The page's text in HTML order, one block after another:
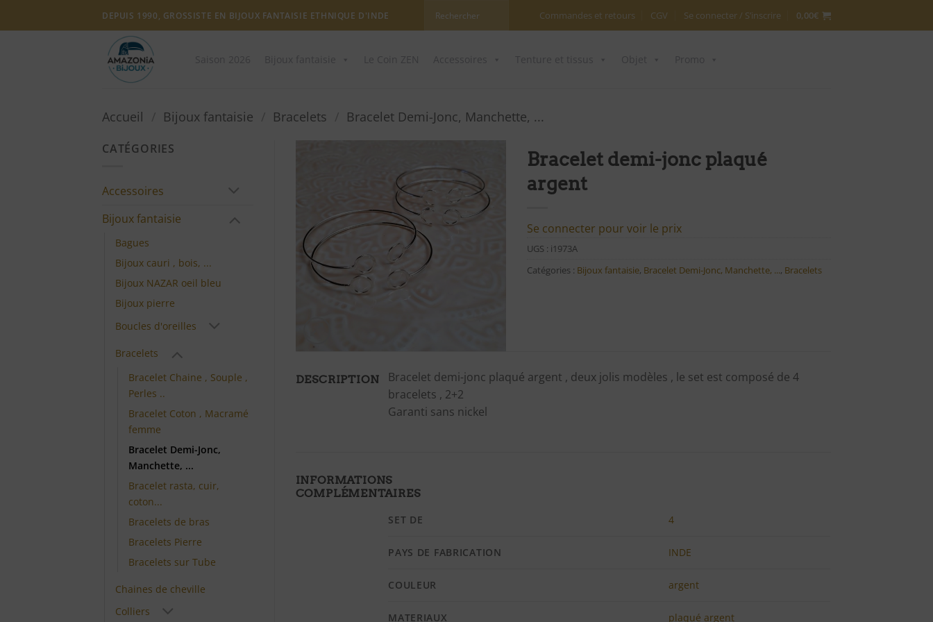
DEPUIS 1990, GROSSISTE EN BIJOUX FANTAISIE ETHNIQUE D'INDE Commandes et retours CGV Se connecter / S’inscrire 0,00€
Accueil Bijoux fantaisie Bracelets Bracelet Demi-Jonc, Manchette, ...
CATÉGORIES
Accessoires
Bijoux fantaisie
Bagues
Bijoux cauri , bois, ...
Bijoux NAZAR oeil bleu
Bijoux pierre
Boucles d'oreilles
Bracelets
Bracelet Chaine , Souple ,
Perles ..
Bracelet Coton , Macramé
femme
Bracelet Demi-Jonc,
Manchette, ...
Bracelet rasta, cuir,
coton...
Bracelets de bras
Bracelets Pierre
Bracelets sur Tube
Chaines de cheville
Colliers
Ajouter
à ma
liste
d'envies
Bracelet demi-jonc plaqué
argent
Se connecter pour voir le prix
UGS : i1973A
Catégories : Bijoux fantaisie, Bracelet Demi-Jonc, Manchette, ..., Bracelets
DESCRIPTION
Bracelet demi-jonc plaqué argent , deux jolis modèles , le set est composé de 4
bracelets , 2+2
Garanti sans nickel
INFORMATIONS
COMPLÉMENTAIRES
SET DE
4
PAYS DE FABRICATION INDE
COULEUR argent
MATERIAUX plaqué argent